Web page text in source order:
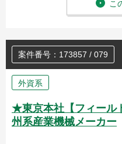
こ
案件番号：173857 / 079
外資系
★東京本社【フィール
州系産業機械メーカー